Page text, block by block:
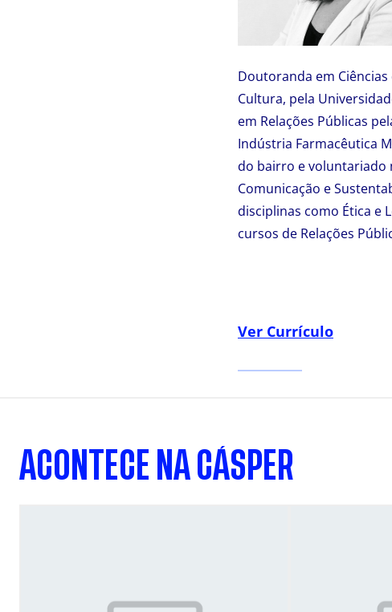
Doutoranda em
Cultura, pela
em Relações Públicas
Indústria Farmacêutica
do bairro e voluntariado
Comunicação e
disciplinas como Ética e
cursos de Relações
Ver Currículo
ACONTECE NA CÁSPER